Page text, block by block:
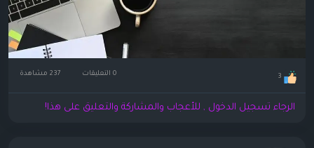
3 0 التعليقات
الرجاء تسجيل الدخول , للأعجاب والمشاركة والتعليق على هذا!